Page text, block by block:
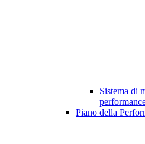
Sistema di
Piano della